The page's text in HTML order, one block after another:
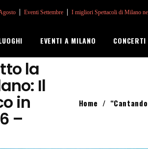
Eventi Settembre I migliori Spettacoli di Milano
EVENTI A MILANO CONCERTI
la
Il
in
–
Home /